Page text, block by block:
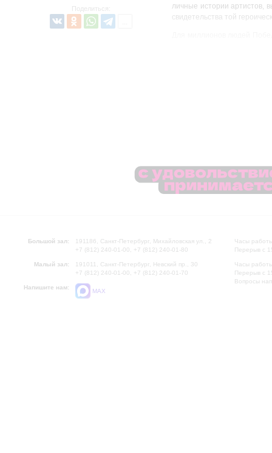
Поделиться:
личные истории артистов,
свидетельства той
Впервые посетители
сцене Большого зала
Ленинградской
Большой зал:
191186, Санкт-Петербург, Михайловская ул., 2
+7 (812) 240-01-00, +7 (812) 240-01-80
Малый зал:
191011, Санкт-Петербург, Невский пр., 30
+7 (812) 240-01-00, +7 (812) 240-01-70
Напишите нам:
MAX
Часы
Перерыв с
Часы
Перерыв с
Вопросы